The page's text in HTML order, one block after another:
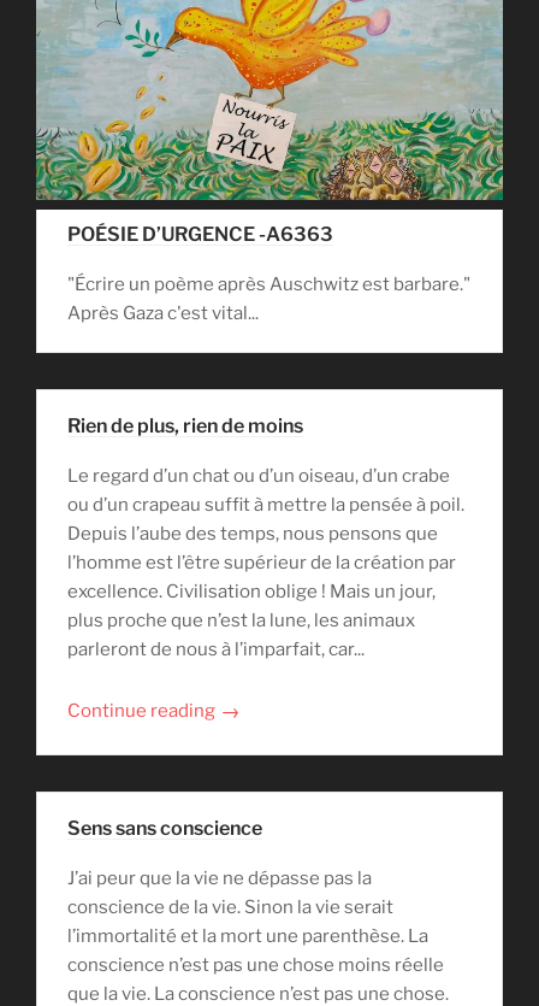
POÉSIE D’URGENCE -A6363
"Écrire un poème après Auschwitz est barbare."
Après Gaza c'est vital...
Rien de plus, rien de moins
Le regard d’un chat ou d’un oiseau, d’un crabe
ou d’un crapeau suffit à mettre la pensée à poil.
Depuis l’aube des temps, nous pensons que
l’homme est l’être supérieur de la création par
excellence. Civilisation oblige ! Mais un jour,
plus proche que n’est la lune, les animaux
parleront de nous à l’imparfait, car...
Continue reading →
Sens sans conscience
J’ai peur que la vie ne dépasse pas la
conscience de la vie. Sinon la vie serait
l’immortalité et la mort une parenthèse. La
conscience n’est pas une chose moins réelle
que la vie. La conscience n’est pas une chose.